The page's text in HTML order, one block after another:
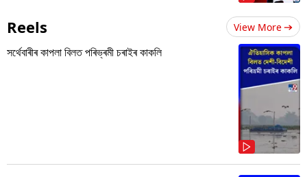
Reels View More
সৰ্থেবাৰীৰ কাপলা বিলত পৰিভ্ৰমী চৰাইৰ কাকলি